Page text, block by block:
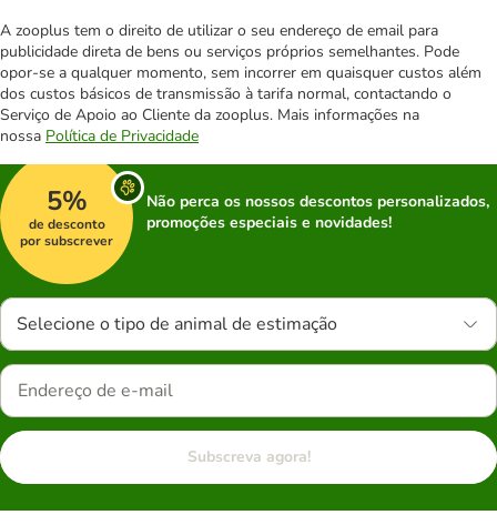
A zooplus tem o direito de utilizar o seu endereço de email para
publicidade direta de bens ou serviços próprios semelhantes. Pode
opor-se a qualquer momento, sem incorrer em quaisquer custos além
dos custos básicos de transmissão à tarifa normal, contactando o
Serviço de Apoio ao Cliente da zooplus. Mais informações na
nossa Política de Privacidade
5%
de desconto
por subscrever
Não perca os nossos descontos personalizados,
promoções especiais e novidades!
Selecione o tipo de animal de estimação
Subscreva agora!